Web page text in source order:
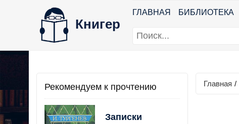
Книгер
ГЛАВНАЯ БИБЛИОТЕКА
Рекомендуем к прочтению
Записки
Главная /